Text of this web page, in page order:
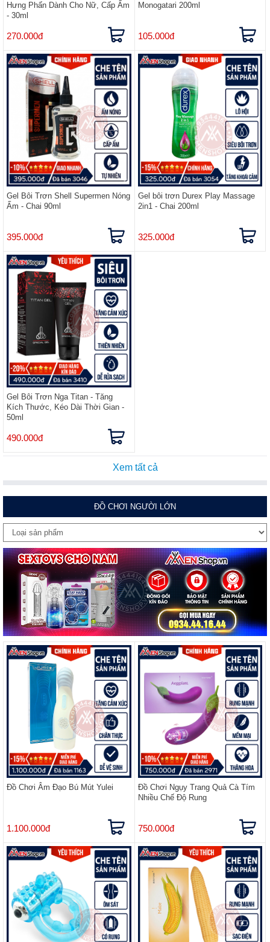
Hưng Phấn Dành Cho Nữ, Cấp Ẩm
- 30ml
270.000đ
Monogatari 200ml
105.000đ
Gel Bôi Trơn Shell Supermen Nóng
Ấm - Chai 90ml
395.000đ
Gel bôi trơn Durex Play Massage
2in1 - Chai 200ml
325.000đ
Gel Bôi Trơn Nga Titan - Tăng
Kích Thước, Kéo Dài Thời Gian -
50ml
490.000đ
Xem tất cả
ĐỒ CHƠI NGƯỜI LỚN
Đồ Chơi Âm Đạo Bú Mút Yulei
1.100.000đ
Đồ Chơi Ngụy Trang Quả Cà Tím
Nhiều Chế Độ Rung
750.000đ